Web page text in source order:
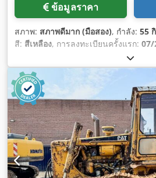
ข้อมูลราคา
สภาพ: สภาพดีมาก (มือสอง), กำลัง: 55
สี: สีเหลือง, การลงทะเบียนครั้งแรก: 07/
, อุปกรณ์:
ห้องโดยสาร,